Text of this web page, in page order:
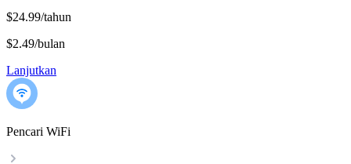
$24.99/tahun
$2.49/bulan
Lanjutkan
Pencari WiFi